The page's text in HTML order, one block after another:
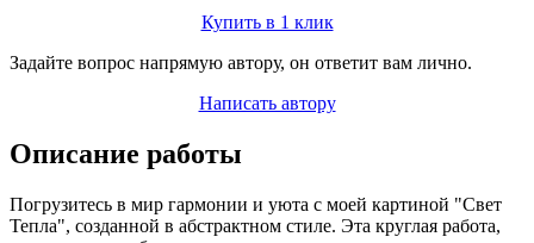
Купить в 1 клик
Задайте вопрос напрямую автору, он ответит вам лично.
Написать автору
Описание работы
Погрузитесь в мир гармонии и уюта с моей картиной "Свет
Тепла", созданной в абстрактном стиле. Эта круглая работа,